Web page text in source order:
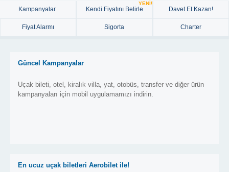
Kampanyalar Kendi Fiyatını Belirle
YENİ!
Davet Et Kazan!
Fiyat Alarmı Sigorta Charter
Güncel Kampanyalar
Uçak bileti, otel, kiralık villa, yat, otobüs, transfer ve diğer ürün
kampanyaları için mobil uygulamamızı indirin.
En ucuz uçak biletleri Aerobilet ile!